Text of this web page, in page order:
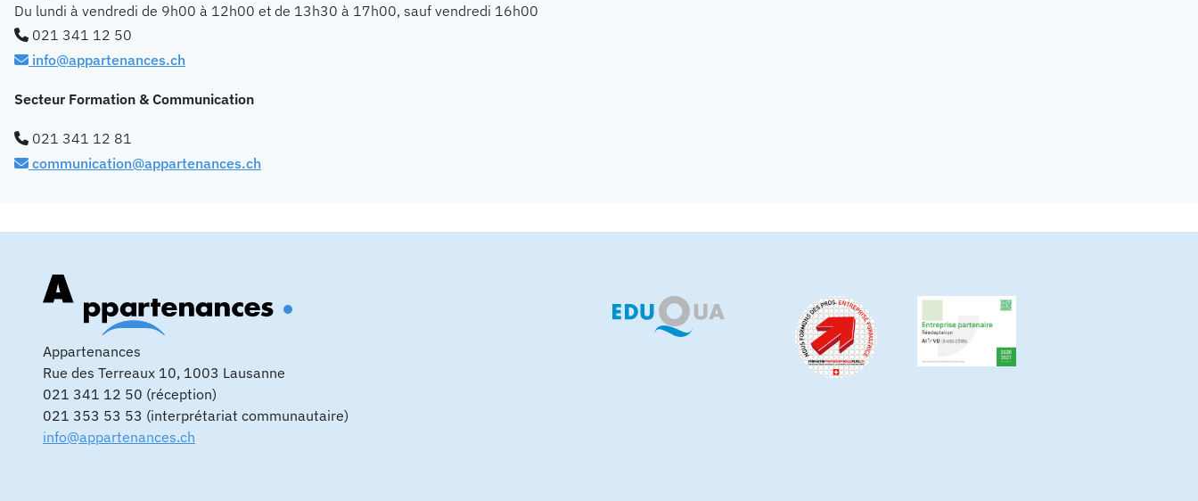
Du lundi à vendredi de 9h00 à 12h00 et de 13h30 à 17h00, sauf vendredi 16h00
021 341 12 50
info@appartenances.ch
Secteur Formation & Communication
021 341 12 81
communication@appartenances.ch
Appartenances
Rue des Terreaux 10, 1003 Lausanne
021 341 12 50 (réception)
021 353 53 53 (interprétariat communautaire)
info@appartenances.ch